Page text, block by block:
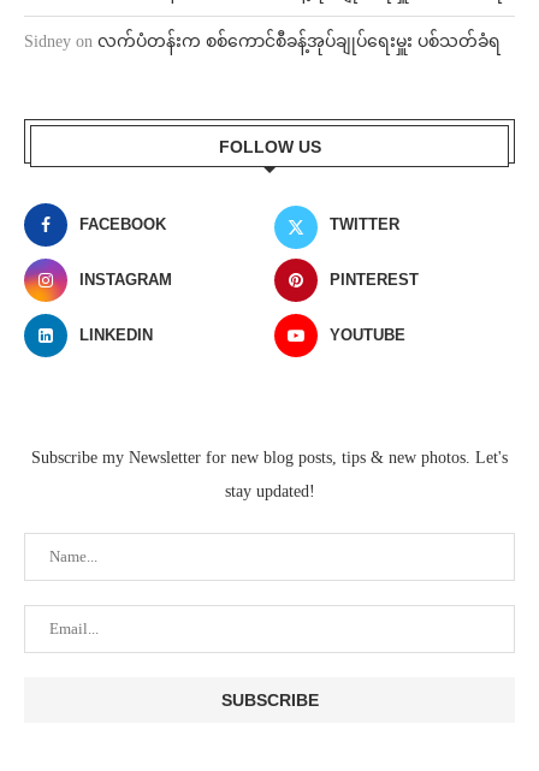
Sidney on လက်ပံတန်းက စစ်ကောင်စီခန့်အုပ်ချုပ်ရေးမှူး ပစ်သတ်ခံရ
FOLLOW US
FACEBOOK TWITTER
INSTAGRAM PINTEREST
LINKEDIN YOUTUBE
Subscribe my Newsletter for new blog posts, tips & new photos. Let's
stay updated!